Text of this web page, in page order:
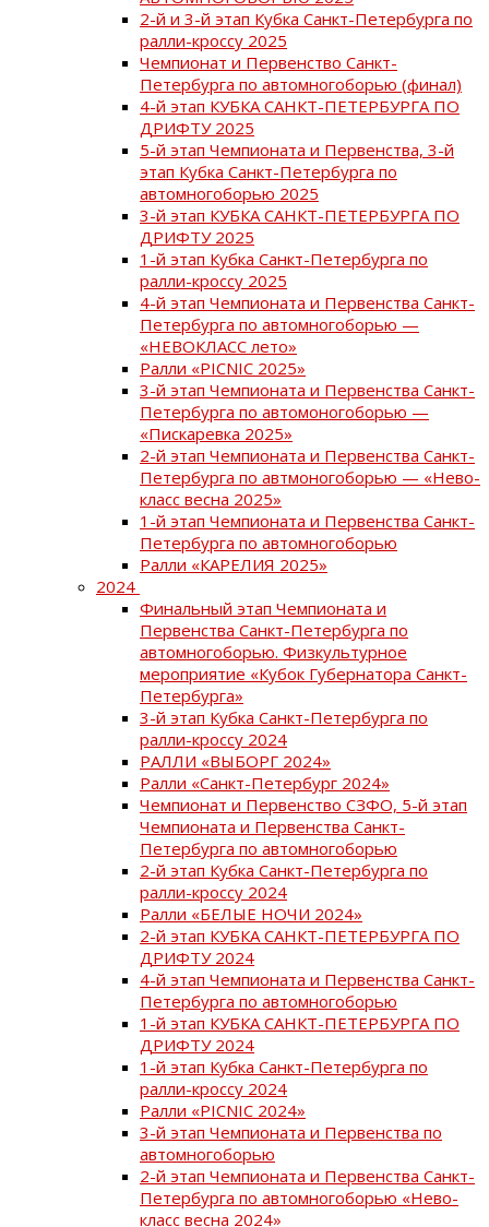
2-й и 3-й этап Кубка Санкт-Петербурга по
ралли-кроссу 2025
Чемпионат и Первенство Санкт-
Петербурга по автомногоборью (финал)
4-й этап КУБКА САНКТ-ПЕТЕРБУРГА ПО
ДРИФТУ 2025
5-й этап Чемпионата и Первенства, 3-й
этап Кубка Санкт-Петербурга по
автомногоборью 2025
3-й этап КУБКА САНКТ-ПЕТЕРБУРГА ПО
ДРИФТУ 2025
1-й этап Кубка Санкт-Петербурга по
ралли-кроссу 2025
4-й этап Чемпионата и Первенства Санкт-
Петербурга по автомногоборью —
«НЕВОКЛАСС лето»
Ралли «PICNIC 2025»
3-й этап Чемпионата и Первенства Санкт-
Петербурга по автомоногоборью —
«Пискаревка 2025»
2-й этап Чемпионата и Первенства Санкт-
Петербурга по автмоногоборью — «Нево-
класс весна 2025»
1-й этап Чемпионата и Первенства Санкт-
Петербурга по автомногоборью
Ралли «КАРЕЛИЯ 2025»
2024
Финальный этап Чемпионата и
Первенства Санкт-Петербурга по
автомногоборью. Физкультурное
мероприятие «Кубок Губернатора Санкт-
Петербурга»
3-й этап Кубка Санкт-Петербурга по
ралли-кроссу 2024
РАЛЛИ «ВЫБОРГ 2024»
Ралли «Санкт-Петербург 2024»
Чемпионат и Первенство СЗФО, 5-й этап
Чемпионата и Первенства Санкт-
Петербурга по автомногоборью
2-й этап Кубка Санкт-Петербурга по
ралли-кроссу 2024
Ралли «БЕЛЫЕ НОЧИ 2024»
2-й этап КУБКА САНКТ-ПЕТЕРБУРГА ПО
ДРИФТУ 2024
4-й этап Чемпионата и Первенства Санкт-
Петербурга по автомногоборью
1-й этап КУБКА САНКТ-ПЕТЕРБУРГА ПО
ДРИФТУ 2024
1-й этап Кубка Санкт-Петербурга по
ралли-кроссу 2024
Ралли «PICNIC 2024»
3-й этап Чемпионата и Первенства по
автомногоборью
2-й этап Чемпионата и Первенства Санкт-
Петербурга по автомногоборью «Нево-
класс весна 2024»